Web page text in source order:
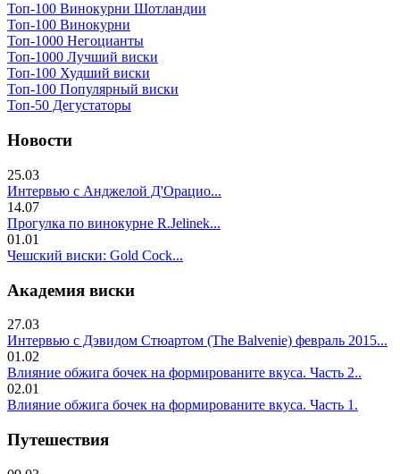
Топ-100 Винокурни Шотландии
Топ-100 Винокурни
Топ-1000 Негоцианты
Топ-1000 Лучший виски
Топ-100 Худший виски
Топ-100 Популярный виски
Топ-50 Дегустаторы
Новости
25.03
Интервью с Анджелой Д'Орацио...
14.07
Прогулка по винокурне R.Jelinek...
01.01
Чешский виски: Gold Cock...
Академия виски
27.03
Интервью с Дэвидом Стюартом (The Balvenie) февраль 2015...
01.02
Влияние обжига бочек на формированите вкуса. Часть 2..
02.01
Влияние обжига бочек на формированите вкуса. Часть 1.
Путешествия